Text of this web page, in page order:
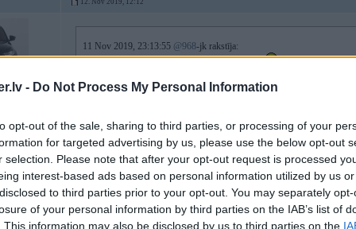
- Do Not Process My Personal Information
opt-out of the sale, sharing to third parties, or processing of your
for targeted advertising by us, please use the below opt-out
selection. Please note that after your opt-out request is processed
interest-based ads based on personal information utilized by us
to third parties prior to your opt-out. You may separately
of your personal information by third parties on the IAB’s list of
This information may also be disclosed by us to third parties on the
12. Nov 2019, 12:12
11 Nov 2019, 23:13:55 @968-jk rakstīja:
Lūkrisinājumsko izmanto lielākā daļa bembisti.
-----------------
Tradicionāli - vīrietis ar sievieti - auto ar iekšdedzes dzinēju!
12. Nov 2019, 14:52
Je..al nu wtf